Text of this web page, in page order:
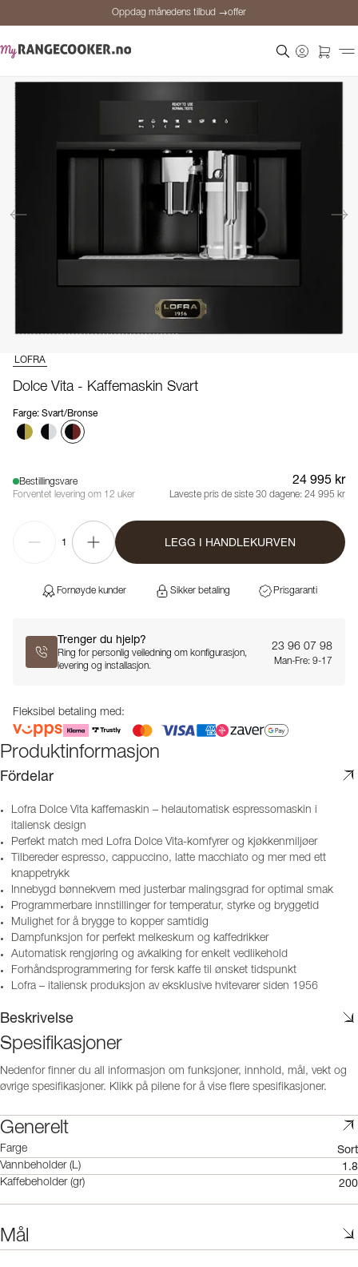
Oppdag månedens tilbud →offer
Oppdag månedens tilbud →offer
LOFRA
Dolce Vita - Kaffemaskin Svart
Farge: Svart/Bronse
Bestillingsvare
Forventet levering om 12 uker
24 995 kr
Laveste pris de siste 30 dagene: 24 995 kr
1 LEGG I HANDLEKURVEN
Fornøyde kunder Sikker betaling Prisgaranti
Trenger du hjelp?
Ring for personlig veiledning om konfigurasjon,
levering og installasjon.
23 96 07 98
Man-Fre: 9-17
Fleksibel betaling med:
Produktinformasjon
Fördelar
Lofra Dolce Vita kaffemaskin – helautomatisk espressomaskin i
italiensk design
Perfekt match med Lofra Dolce Vita-komfyrer og kjøkkenmiljøer
Tilbereder espresso, cappuccino, latte macchiato og mer med ett
knappetrykk
Innebygd bønnekvern med justerbar malingsgrad for optimal smak
Programmerbare innstillinger for temperatur, styrke og bryggetid
Mulighet for å brygge to kopper samtidig
Dampfunksjon for perfekt melkeskum og kaffedrikker
Automatisk rengjøring og avkalking for enkelt vedlikehold
Forhåndsprogrammering for fersk kaffe til ønsket tidspunkt
Lofra – italiensk produksjon av eksklusive hvitevarer siden 1956
Beskrivelse
Spesifikasjoner
Nedenfor finner du all informasjon om funksjoner, innhold, mål, vekt og
øvrige spesifikasjoner. Klikk på pilene for å vise flere spesifikasjoner.
Generelt
Farge Sort
Vannbeholder (L) 1.8
Kaffebeholder (gr) 200
Mål